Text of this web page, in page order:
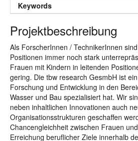
Keywords
Projektbeschreibung
Als ForscherInnen / TechnikerInnen
Positionen immer noch stark
Frauen mit Kindern in leitenden
gering. Die tbw research GesmbH ist
Forschung und Entwicklung in den
Wasser und Bau spezialisiert hat. Wir
neben inhaltlichen Innovationen auch
Organisationsstrukturen geschaffen
Chancengleichheit zwischen Frauen
Erreichung beruflicher Ziele innerhalb